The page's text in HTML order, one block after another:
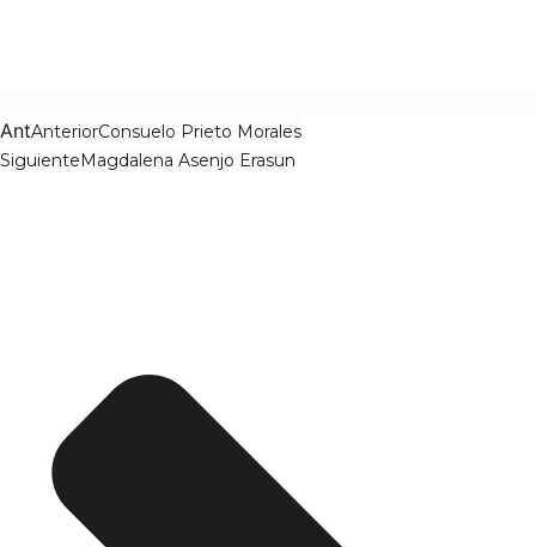
AntAnteriorConsuelo Prieto Morales
SiguienteMagdalena Asenjo Erasun